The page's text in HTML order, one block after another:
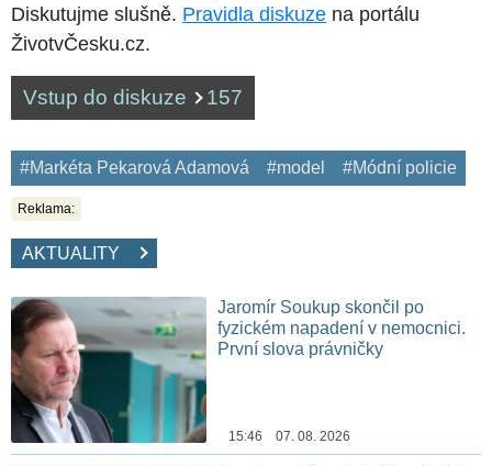
Diskutujme slušně. Pravidla diskuze na portálu
ŽivotvČesku.cz.
Vstup do diskuze 157
#Markéta Pekarová Adamová #model #Módní policie
Reklama:
AKTUALITY
Jaromír Soukup skončil po
fyzickém napadení v nemocnici.
První slova právničky
15:46 07. 08. 2026